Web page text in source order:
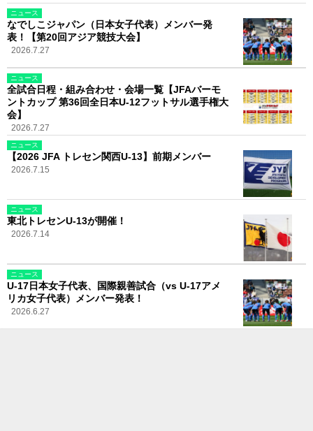
ニュース
なでしこジャパン（日本女子代表）メンバー発
表！【第20回アジア競技大会】
2026.7.27
ニュース
全試合日程・組み合わせ・会場一覧【JFAバーモ
ントカップ 第36回全日本U-12フットサル選手権大
会】
2026.7.27
ニュース
【2026 JFA トレセン関西U-13】前期メンバー
2026.7.15
ニュース
東北トレセンU-13が開催！
2026.7.14
ニュース
U-17日本女子代表、国際親善試合（vs U-17アメ
リカ女子代表）メンバー発表！
2026.6.27